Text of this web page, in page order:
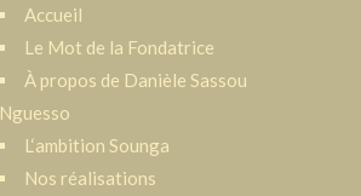
Accueil
Le Mot de la Fondatrice
À propos de Danièle Sassou
Nguesso
L‘ambition Sounga
Nos réalisations